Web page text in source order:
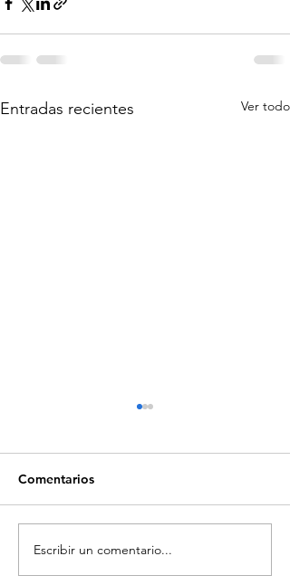
Entradas recientes Ver todo
Requisitos para viajar en
avión dentro de México
Comentarios
Escribir un comentario...